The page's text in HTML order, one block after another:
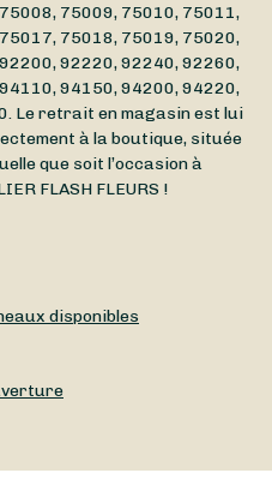
75009, 75010, 75011,
75018, 75019, 75020,
92220, 92240, 92260,
94150, 94200, 94220,
Le retrait en magasin est lui
à la boutique, située
que soit l’occasion à
FLASH FLEURS !
disponibles